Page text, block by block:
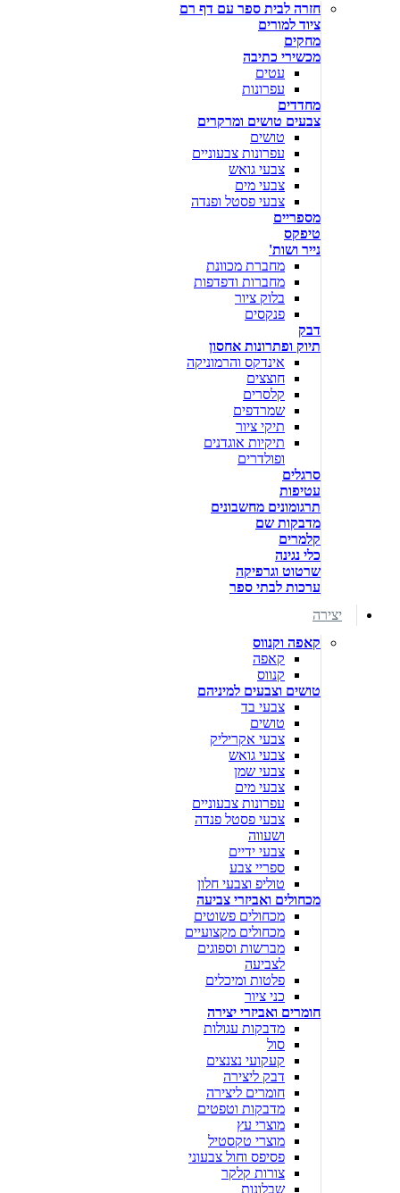
חזרה לבית ספר עם דף רם
ציוד למורים
מחקים
מכשירי כתיבה
עטים
עפרונות
מחדדים
צבעים טושים ומרקרים
טושים
עפרונות צבעוניים
צבעי גואש
צבעי מים
צבעי פסטל ופנדה
מספריים
טיפקס
נייר ושות'
מחברת מכוונת
מחברות ודפדפות
בלוק ציור
פנקסים
דבק
תיוק ופתרונות אחסון
אינדקס והרמוניקה
חוצצים
קלסרים
שמרדפים
תיקי ציור
תיקיות אוגדנים
ופולדרים
סרגלים
עטיפות
תרגומונים מחשבונים
מדבקות שם
קלמרים
כלי נגינה
שרטוט וגרפיקה
ערכות לבתי ספר
יצירה
קאפה וקנווס
קאפה
קנווס
טושים וצבעים למיניהם
צבעי בד
טושים
צבעי אקריליק
צבעי גואש
צבעי שמן
צבעי מים
עפרונות צבעוניים
צבעי פסטל פנדה
ושעווה
צבעי ידיים
ספריי צבע
טוליפ וצבעי חלון
מכחולים ואביזרי צביעה
מכחולים פשוטים
מכחולים מקצועיים
מברשות וספוגים
לצביעה
פלטות ומיכלים
כני ציור
חומרים ואביזרי יצירה
מדבקות עגולות
סול
קעקועי נצנצים
דבק ליצירה
חומרים ליצירה
מדבקות וטפטים
מוצרי עץ
מוצרי טקסטיל
פסיפס וחול צבעוני
צורות קלקר
שבלונות